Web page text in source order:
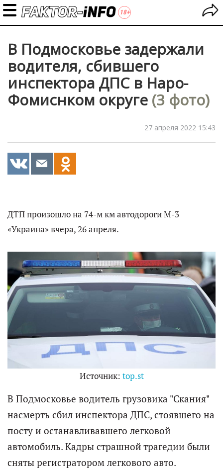
В Подмосковье задержали
водителя, сбившего
инспектора ДПС в Наро-
Фомиснком округе (3 фото)
27 апреля 2022 15:43
ДТП произошло на 74-м км автодороги М-3
«Украина» вчера, 26 апреля.
Источник: top.st
В Подмосковье водитель грузовика "Скания"
насмерть сбил инспектора ДПС, стоявшего на
посту и останавливавшего легковой
автомобиль. Кадры страшной трагедии были
сняты регистратором легкового авто.